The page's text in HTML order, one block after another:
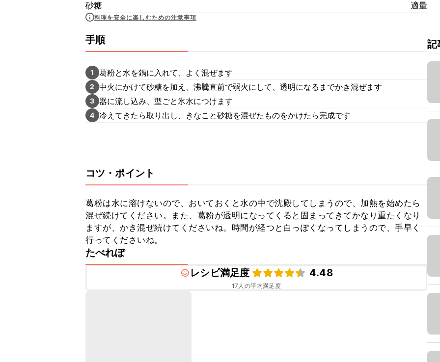
砂糖
適量
料理を安全に楽しむための注意事項
手順
1 葛粉と水を鍋に入れて、よく混ぜます
2 中火にかけて砂糖を加え、沸騰直前で弱火にして、透明になるまでかき混ぜます
3 器に流し込み、型ごと氷水につけます
4 冷えてきたら取り出し、きなこと砂糖を混ぜたものをかけたら完成です
コツ・ポイント
葛粉は水に溶けないので、おいておくと水の中で沈殿してしまうので、加熱を始めたら
混ぜ続けてください。また、葛粉が透明になってくると固まってきてかなり重たくなり
ますが、かき混ぜ続けてくださいね。時間が経つと白っぽくなってしまうので、手早く
行ってくださいね。
たべれぽ
レシピ満足度
4.48
17 人の平均満足度
記